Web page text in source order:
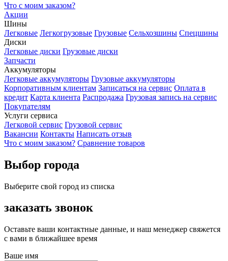
Что с моим заказом?
Акции
Шины
Легковые Легкогрузовые Грузовые Сельхозшины Спецшины
Диски
Легковые диски Грузовые диски
Запчасти
Аккумуляторы
Легковые аккумуляторы Грузовые аккумуляторы
Корпоративным клиентам Записаться на сервис Оплата в
кредит Карта клиента Распродажа Грузовая запись на сервис
Покупателям
Услуги сервиса
Легковой сервис Грузовой сервис
Вакансии Контакты Написать отзыв
Что с моим заказом? Сравнение товаров
Выбор города
Выберите свой город из списка
заказать звонок
Оставьте ваши контактные данные, и наш менеджер свяжется
с вами в ближайшее время
Ваше имя